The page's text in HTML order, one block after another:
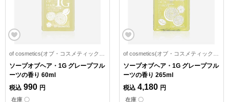
of cosmetics(オブ・コスメティックス)
ソープオブヘア・1G グレープフル
ーツの香り 60ml
税込 990 円
在庫 〇
of cosmetics(オブ・コスメティックス)
ソープオブヘア・1G グレープフル
ーツの香り 265ml
税込 4,180 円
在庫 〇